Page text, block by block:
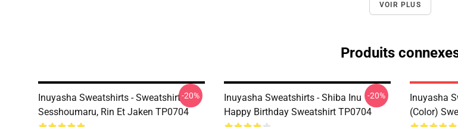
VOIR PLUS
Produits
Inuyasha Sweatshirts - Sweatshirt
Sesshoumaru, Rin Et Jaken TP0704
-20%
Inuyasha Sweatshirts - Shiba Inu
Happy Birthday Sweatshirt TP0704
-20%
Inuyasha
(color)